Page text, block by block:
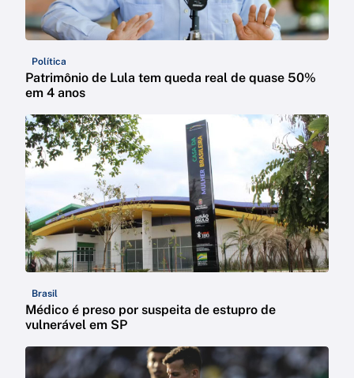
Política
Patrimônio de Lula tem queda real de quase 50%
em 4 anos
Brasil
Médico é preso por suspeita de estupro de
vulnerável em SP